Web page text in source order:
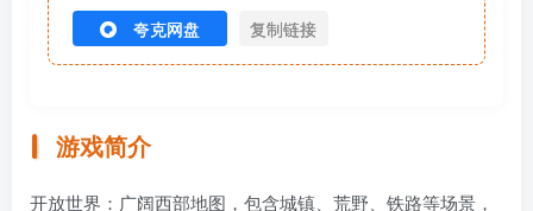
夸克网盘 复制链接
游戏简介
开放世界：广阔西部地图，包含城镇、荒野、铁路等场景，